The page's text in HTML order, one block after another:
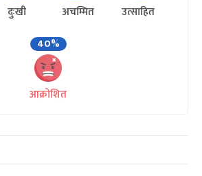
दुःखी अचम्मित
उत्साहित
40%
आक्रोशित